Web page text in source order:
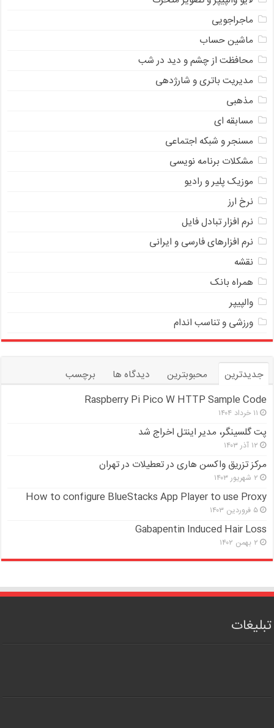
ماجراجویی
ماشین حساب
محافظت از چشم و دید در شب
مدیریت باتری و شارژدهی
مذهبی
مسابقه ای
مسنجر و شبکه اجتماعی
مشکلات برنامه نویسی
موزیک پلیر و رادیو
نرخ ارز
ﻧﺮﻡ ﺍﻓﺰﺍﺭ ﺗﺒﺎﺩﻝ ﻓﺎﻳﻞ
نرم افزارهای فارسی و ایرانی
نقشه
همراه بانک
والپیپر
ورزشی و تناسب اندام
جدیدترین محبوبترین دیدگاه ها
برچسب
Raspberry Pi Pico W HTTP Sample Code
۱۱ خرداد ۱۴۰۴
پت گلسینگر، مدیر اینتل اخراج شد
۱۲ آذر ۱۴۰۳
مرکز تزریق واکسن هاری در تعطیلات در تهران
۲ شهریور ۱۴۰۳
How to configure BlueStacks App Player to use Proxy
۵ فروردین ۱۴۰۳
Gabapentin Induced Hair Loss
۲ بهمن ۱۴۰۲
تبلیغات